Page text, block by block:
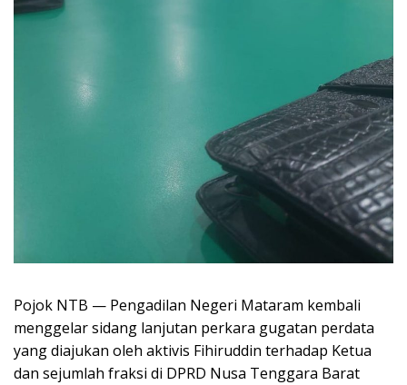
Pojok NTB — Pengadilan Negeri Mataram kembali
menggelar sidang lanjutan perkara gugatan perdata
yang diajukan oleh aktivis Fihiruddin terhadap Ketua
dan sejumlah fraksi di DPRD Nusa Tenggara Barat